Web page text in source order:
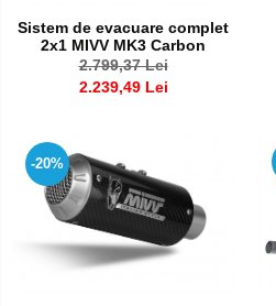
Sistem de evacuare complet
2x1 MIVV MK3 Carbon
2.799,37 Lei
2.239,49 Lei
-20%